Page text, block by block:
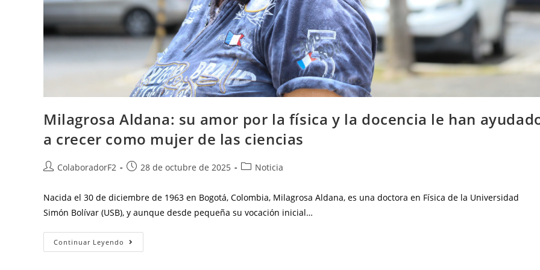
Milagrosa Aldana: su amor por la física y la docencia le han
a crecer como mujer de las ciencias
ColaboradorF2 28 de octubre de 2025 Noticia
Nacida el 30 de diciembre de 1963 en Bogotá, Colombia, Milagrosa Aldana, es una doctora en Física de la Universidad
Simón Bolívar (USB), y aunque desde pequeña su vocación inicial…
Continuar Leyendo